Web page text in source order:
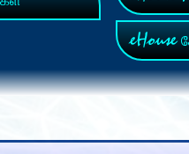
eHouse